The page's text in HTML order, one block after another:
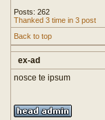
Posts: 262
Thanked 3 time in 3 post
Back to top
ex-ad
nosce te ipsum